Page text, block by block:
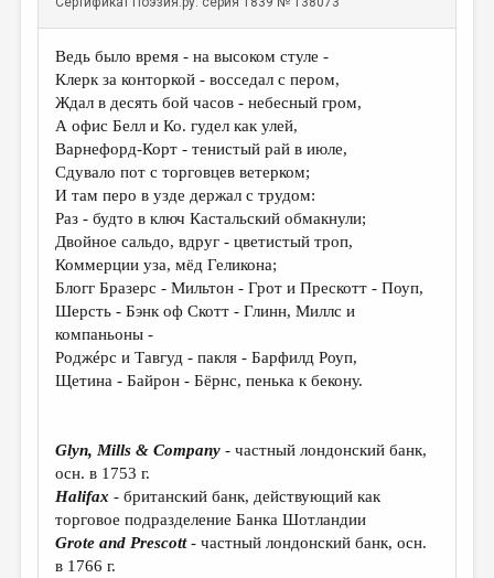
ПРАВИЛА САЙТА
ОТДЕЛЫ И РУБРИКИ
ИЗБРАННОЕ
ДАЙДЖЕСТ
ПРОИЗВЕДЕНИЯ
ПЕРЕВОДЫ
КОНКУРСЫ
ДЕТСКАЯ КОМНАТА
КНИЖНАЯ ПОЛКА
СТРАНИЦЫ ПАМЯТИ
ОБЪЯВЛЕНИЯ
Ведь было время - на высоком стуле -
Клерк за конторкой - восседал с пером,
Ждал в десять бой часов - небесный гром,
А офис Белл и Ко. гудел как улей,
Варнефорд-Корт - тенистый рай в июле,
Сдувало пот с торговцев ветерком;
И там перо в узде держал с трудом:
Раз - будто в ключ Кастальский обмакнули;
Двойное сальдо, вдруг - цветистый троп,
Коммерции уза, мёд Геликона;
Блогг Бразерс - Мильтон - Грот и Прескотт - Поуп,
Шерсть - Бэнк оф Скотт - Глинн, Миллс и
компаньоны -
Роджéрс и Тавгуд - пакля - Барфилд Роуп,
Щетина - Байрон - Бёрнс, пенька к бекону.
Glyn, Mills &Company - частный лондонский банк,
осн. в 1753 г.
Halifax - британский банк, действующий как
торговое подразделение Банка Шотландии
Grote and Prescott- частный лондонский банк, осн.
в 1766 г.